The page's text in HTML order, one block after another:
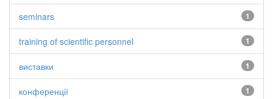
1
seminars
1
training of scientific personnel
1
виставки
1
конференції